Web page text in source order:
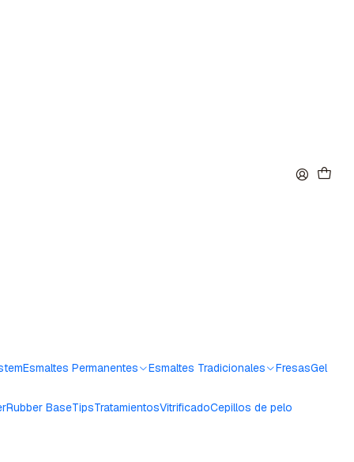
Esmaltes Permanentes Esmaltes Tradicionales FresasGel
Rubber BaseTipsTratamientosVitrificadoCepillos de pelo